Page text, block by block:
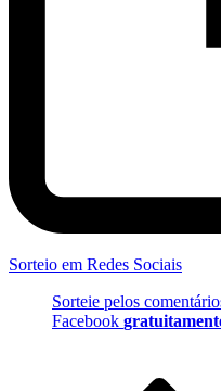
Sorteio em Redes Sociais
Sorteie pelos
Facebook